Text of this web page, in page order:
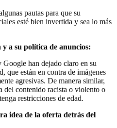
pautas para que su
esté bien invertida y sea lo más
a su política de anuncios:
han dejado claro en su
que están en contra de imágenes
agresivas. De manera similar,
del contenido racista o violento o
restricciones de edad.
idea de la oferta detrás del